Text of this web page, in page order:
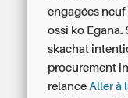
engagées
ossi ko Egana.
skachat
procurement
relanceAller à